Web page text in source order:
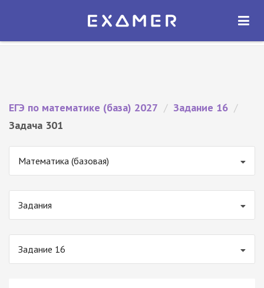
Экзамер — ЕГЭ 2027
ОТКРЫТЬ
ЕГЭ по математике (база) 2027 / Задание 16 /
Задача 301
Математика (базовая)
Задания
Задание 16